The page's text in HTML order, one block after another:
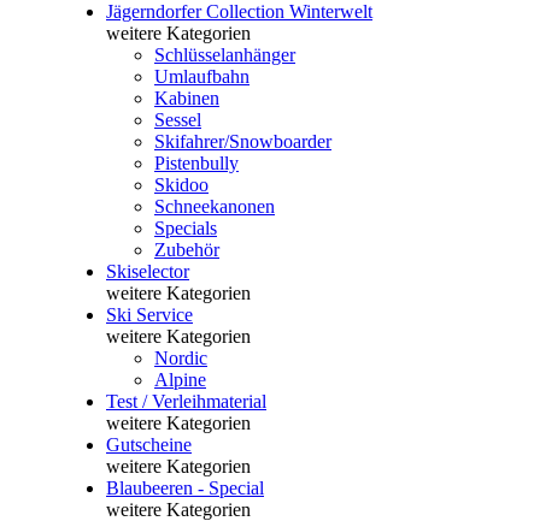
Jägerndorfer Collection Winterwelt
weitere Kategorien
Schlüsselanhänger
Umlaufbahn
Kabinen
Sessel
Skifahrer/Snowboarder
Pistenbully
Skidoo
Schneekanonen
Specials
Zubehör
Skiselector
weitere Kategorien
Ski Service
weitere Kategorien
Nordic
Alpine
Test / Verleihmaterial
weitere Kategorien
Gutscheine
weitere Kategorien
Blaubeeren - Special
weitere Kategorien